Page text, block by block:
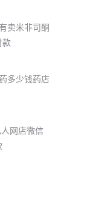
卖米非司酮
款
多少钱药店
网店微信